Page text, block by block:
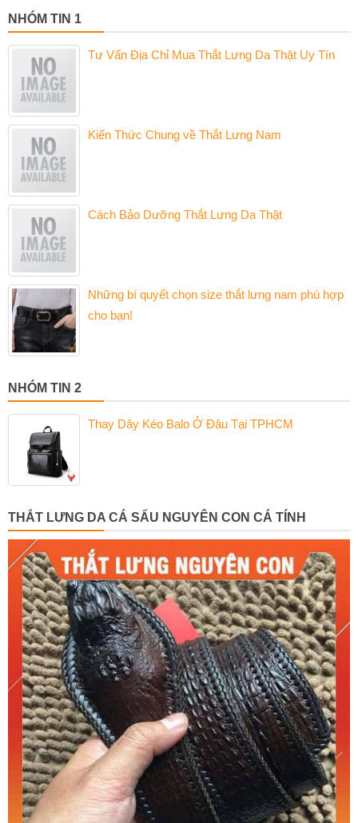
NHÓM TIN 1
Tư Vấn Địa Chỉ Mua Thắt Lưng Da Thật Uy Tín
Kiến Thức Chung về Thắt Lưng Nam
Cách Bảo Dưỡng Thắt Lưng Da Thật
Những bí quyết chọn size thắt lưng nam phù hợp
cho bạn!
NHÓM TIN 2
Thay Dây Kéo Balo Ở Đâu Tại TPHCM
THẮT LƯNG DA CÁ SẤU NGUYÊN CON CÁ TÍNH